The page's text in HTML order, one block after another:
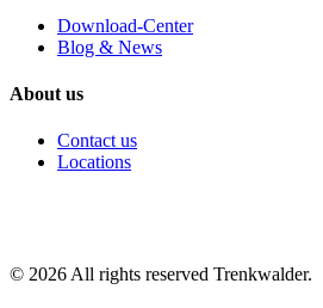
Download-Center
Blog & News
About us
Contact us
Locations
© 2026 All rights reserved Trenkwalder.